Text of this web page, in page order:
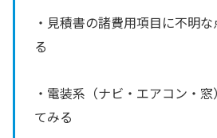
・見積書の諸費用項目に不明
る
・電装系（ナビ・エアコン・
てみる